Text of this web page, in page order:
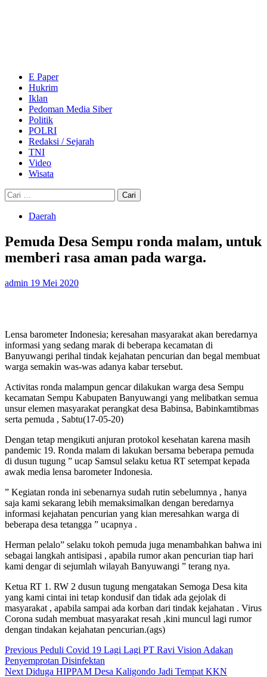
E Paper
Hukrim
Iklan
Pedoman Media Siber
Politik
POLRI
Redaksi / Sejarah
TNI
Video
Wisata
Cari
untuk:
Daerah
Pemuda Desa Sempu ronda malam, untuk
memberi rasa aman pada warga.
admin 19 Mei 2020
Lensa barometer Indonesia; keresahan masyarakat akan beredarnya
informasi yang sedang marak di beberapa kecamatan di
Banyuwangi perihal tindak kejahatan pencurian dan begal membuat
warga semakin was-was adanya kabar tersebut.
Activitas ronda malampun gencar dilakukan warga desa Sempu
kecamatan Sempu Kabupaten Banyuwangi yang melibatkan semua
unsur elemen masyarakat perangkat desa Babinsa, Babinkamtibmas
serta pemuda , Sabtu(17-05-20)
Dengan tetap mengikuti anjuran protokol kesehatan karena masih
pandemic 19. Ronda malam di lakukan bersama beberapa pemuda
di dusun tugung ” ucap Samsul selaku ketua RT setempat kepada
awak media lensa barometer Indonesia.
” Kegiatan ronda ini sebenarnya sudah rutin sebelumnya , hanya
saja kami sekarang lebih memaksimalkan dengan beredarnya
informasi kejahatan pencurian yang kian meresahkan warga di
beberapa desa tetangga ” ucapnya .
Herman pelalo” selaku tokoh pemuda juga menambahkan bahwa ini
sebagai langkah antisipasi , apabila rumor akan pencurian tiap hari
kami dengar di sejumlah wilayah Banyuwangi ” terang nya.
Ketua RT 1. RW 2 dusun tugung mengatakan Semoga Desa kita
yang kami cintai ini tetap kondusif dan tidak ada gejolak di
masyarakat , apabila sampai ada korban dari tindak kejahatan . Virus
Corona sudah membuat masyarakat resah ,kini muncul lagi rumor
dengan tindakan kejahatan pencurian.(ags)
Continue
Reading
Previous Peduli Covid 19 Lagi Lagi PT Ravi Vision Adakan
Penyemprotan Disinfektan
Next Diduga HIPPAM Desa Kaligondo Jadi Tempat KKN